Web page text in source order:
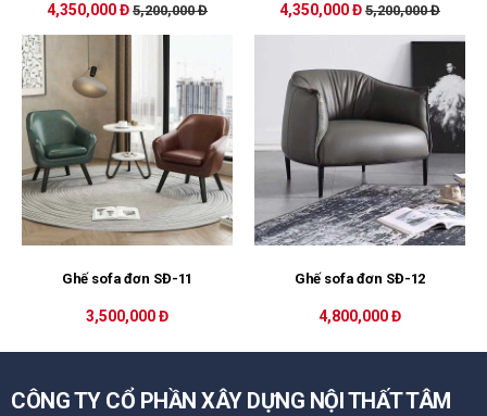
4,350,000 Đ 5,200,000 Đ 4,350,000 Đ 5,200,000 Đ
Ghế sofa đơn SĐ-11
3,500,000 Đ
Ghế sofa đơn SĐ-12
4,800,000 Đ
CÔNG TY CỔ PHẦN XÂY DỰNG NỘI THẤT TÂM